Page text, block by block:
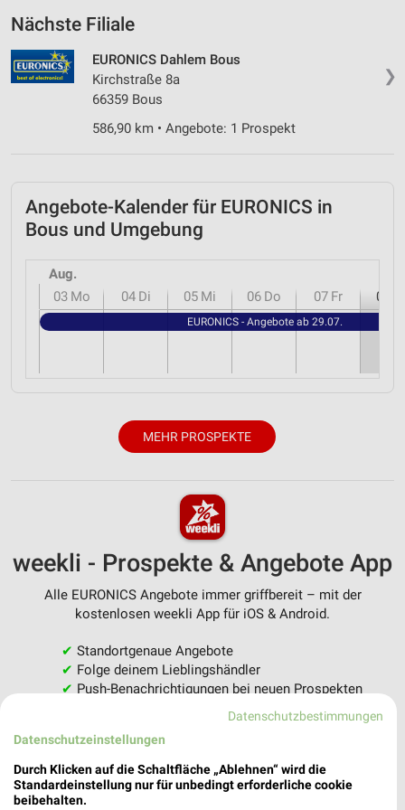
Nächste Filiale
❯
EURONICS Dahlem Bous
Kirchstraße 8a
66359 Bous
586,90 km • Angebote: 1 Prospekt
Angebote-Kalender für EURONICS in
Bous und Umgebung
Aug.
03 Mo 04 Di 05 Mi 06 Do 07 Fr 08
EURONICS - Angebote ab 29.07.
MEHR PROSPEKTE
weekli - Prospekte & Angebote App
Alle EURONICS Angebote immer griffbereit – mit der
kostenlosen weekli App für iOS & Android.
✔ Standortgenaue Angebote
✔ Folge deinem Lieblingshändler
✔ Push-Benachrichtigungen bei neuen Prospekten
Einkaufsliste - Einkauf stressfrei planen
Datenschutzbestimmungen
Datenschutzeinstellungen
Durch Klicken auf die Schaltfläche „Ablehnen“ wird die
Standardeinstellung nur für unbedingt erforderliche cookie
beibehalten.